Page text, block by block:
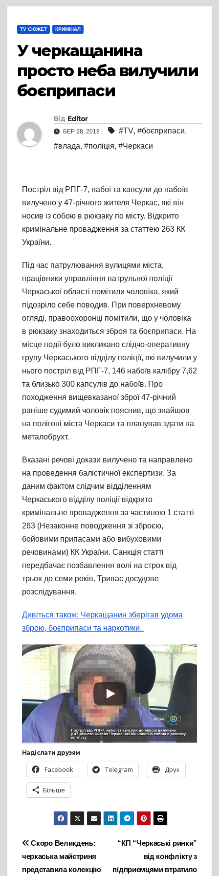
TV СЮЖЕТ КРИМІНАЛ
У черкащанина
просто неба вилучили
боєприпаси
Від Editor
БЕР 28, 2018 #TV, #боєприпаси,
#влада, #поліція, #Черкаси
Постріл від РПГ-7, набої та капсули до набоїв
вилучено у 47-річного жителя Черкас, які він
носив із собою в рюкзаку по місту. Відкрито
кримінальне провадження за статтею 263 КК
України.
Під час патрулювання вулицями міста,
працівники управління патрульної поліції
Черкаської області помітили чоловіка, який
підозріло себе поводив. При поверхневому
огляді, правоохоронці помітили, що у чоловіка
в рюкзаку знаходиться зброя та боєприпаси. На
місце події було викликано слідчо-оперативну
групу Черкаського відділу поліції, які вилучили у
нього постріл від РПГ-7, 146 набоїв калібру 7,62
та близько 300 капсулів до набоїв. Про
походження вищевказаної зброї 47-річний
раніше судимий чоловік пояснив, що знайшов
на полігоні міста Черкаси та планував здати на
металобрухт.
Вказані речові докази вилучено та направлено
на проведення балістичної експертизи. За
даним фактом слідчим відділенням
Черкаського відділу поліції відкрито
кримінальне провадження за частиною 1 статті
263 (Незаконне поводження зі зброєю,
бойовими припасами або вибуховими
речовинами) КК України. Санкція статті
передбачає позбавлення волі на строк від
трьох до семи років. Триває досудове
розслідування.
Дивіться також: Черкащанин зберігав удома
зброю, боєприпаси та наркотики.
Надіслати друзям
Facebook Telegram Друк
Більше
Навігація
записів
“КП “Черкаські ринки”
від конфлікту з
підприємцями втратило
Скоро Великдень:
черкаська майстриня
представила колекцію